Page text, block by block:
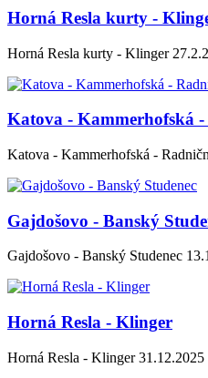
Horná Resla kurty -
Horná Resla kurty - Klinger
Katova - Kammerhofská -
Katova - Kammerhofská -
Gajdošovo - Banský
Gajdošovo - Banský Studenec
Horná Resla - Klinger
Horná Resla - Klinger 31.12.2025